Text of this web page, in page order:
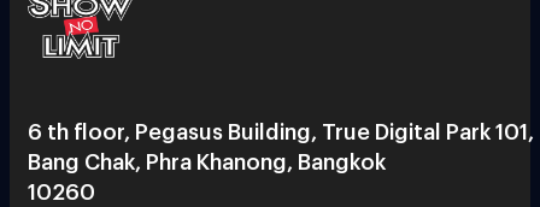
6 th floor, Pegasus Building, True Digital Park 101,
Bang Chak, Phra Khanong, Bangkok
10260